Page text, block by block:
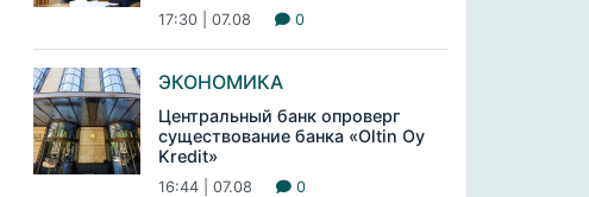
17:30 | 07.08 0
ЭКОНОМИКА
Центральный банк опроверг
существование банка «Oltin Oy
Kredit»
16:44 | 07.08 0